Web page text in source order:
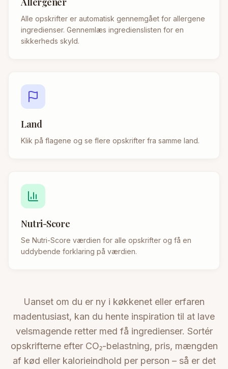
Alle opskrifter er automatisk gennemgået for allergene
ingredienser. Gennemlæs ingredienslisten for en
sikkerheds skyld.
Land
Klik på flagene og se flere opskrifter fra samme land.
Nutri-Score
Se Nutri-Score værdien for alle opskrifter og få en
uddybende forklaring på værdien.
Uanset om du er ny i køkkenet eller erfaren
madentusiast, kan du hente inspiration til at lave
velsmagende retter med få ingredienser. Sortér
opskrifterne efter CO₂-belastning, pris, mængden
af kød eller kalorieindhold per person – så er det